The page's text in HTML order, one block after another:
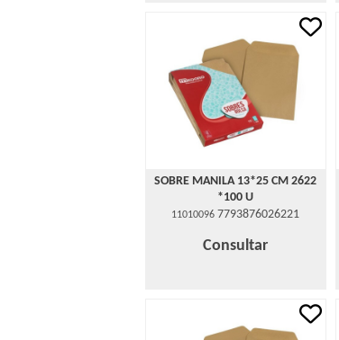
SOBRE MANILA 13*25 CM 2622
*100 U
11010096 7793876026221
Consultar